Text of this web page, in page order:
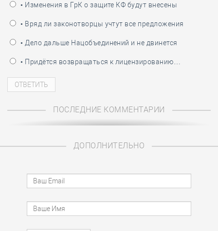
• Изменения в ГрК о защите КФ будут внесены
• Вряд ли законотворцы учтут все предложения
• Дело дальше Нацобъединений и не двинется
• Придётся возвращаться к лицензированию…
ПОСЛЕДНИЕ КОММЕНТАРИИ
ДОПОЛНИТЕЛЬНО